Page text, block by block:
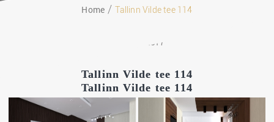
Home Tallinn Vilde tee 114
14.09.2017
Tallinn Vilde tee 114
Tallinn Vilde tee 114